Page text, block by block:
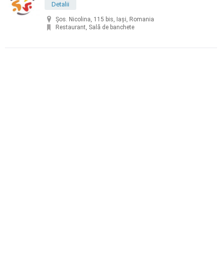
Detalii
Șos. Nicolina, 115 bis, Iași, Romania
Restaurant, Sală de banchete